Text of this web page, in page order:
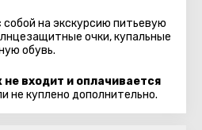
собой на экскурсию питьевую
очки, купальные
обувь.
не входит и оплачивается
не куплено дополнительно.